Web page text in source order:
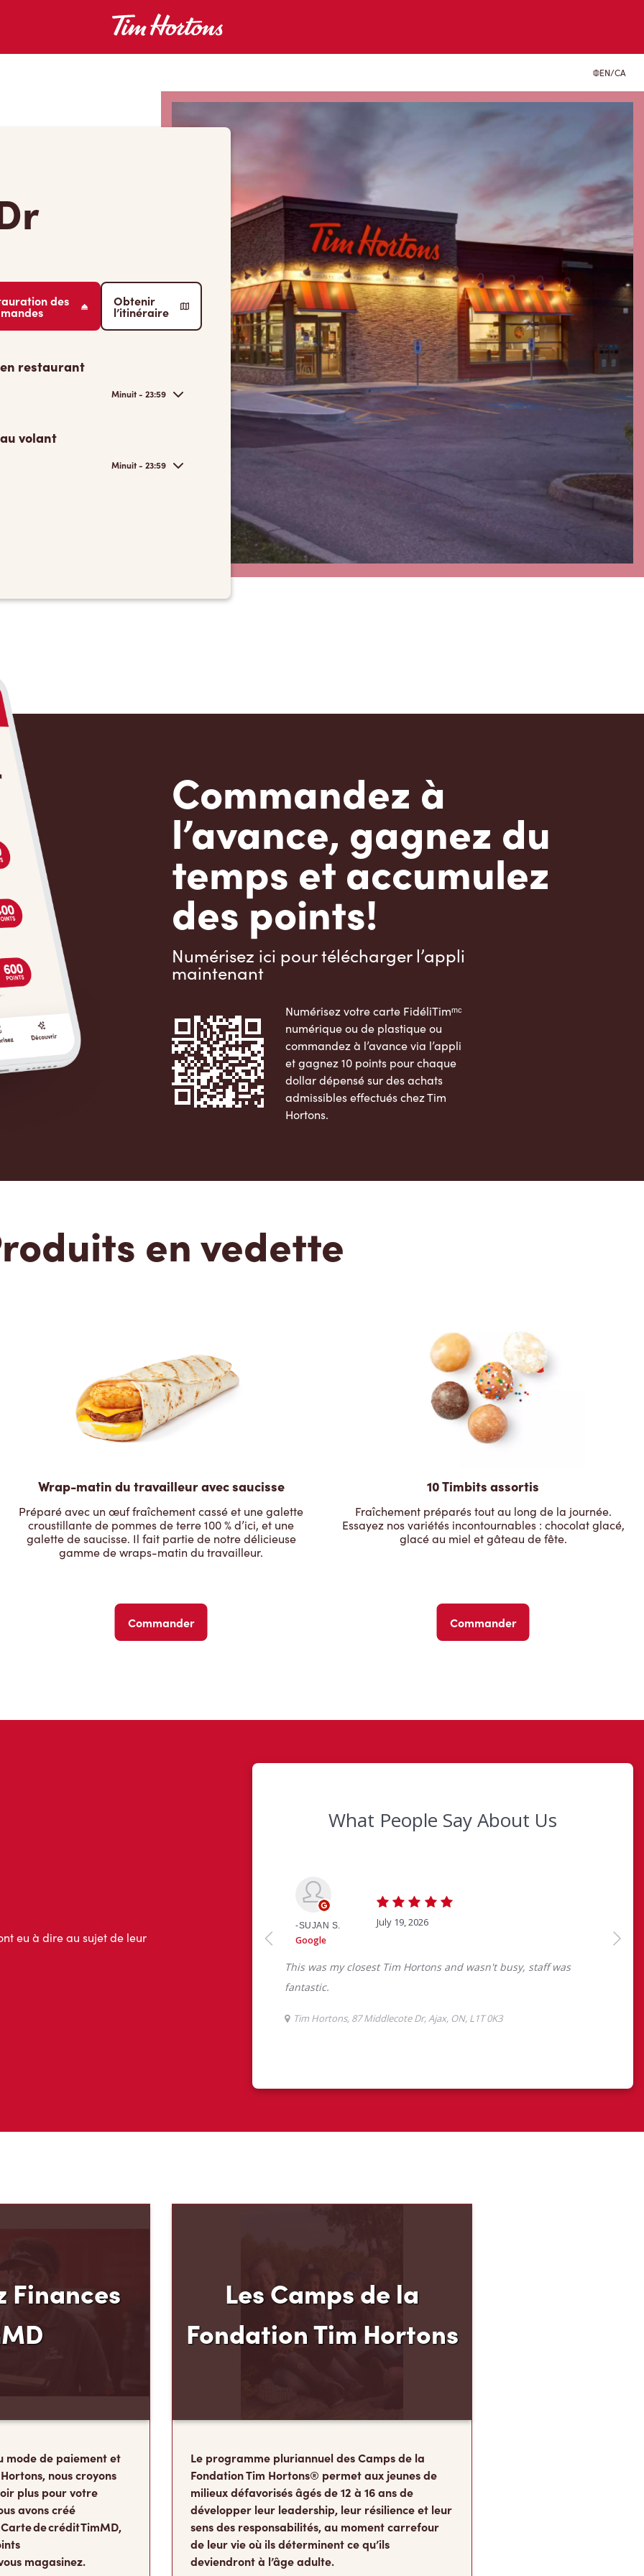
EN/CA
des Obtenir
l’itinéraire
restaurant
Minuit - 23:59
volant
Minuit - 23:59
Commandez à
l’avance, gagnez du
temps et accumulez
des points!
Numérisez ici pour télécharger l’appli
maintenant
Numérisez votre carte FidéliTimᵐᶜ
numérique ou de plastique ou
commandez à l’avance via l’appli
et gagnez 10 points pour chaque
dollar dépensé sur des achats
admissibles effectués chez Tim
Hortons.
en vedette
Wrap-matin du travailleur avec saucisse
Préparé avec un œuf fraîchement cassé et une galette
croustillante de pommes de terre 100 % d’ici, et une
galette de saucisse. Il fait partie de notre délicieuse
gamme de wraps-matin du travailleur.
Commander
10 Timbits assortis
Fraîchement préparés tout au long de la journée.
Essayez nos variétés incontournables : chocolat glacé,
glacé au miel et gâteau de fête.
Commander
nous croyons
plus pour votre
avons créé
de crédit TimMD,
magasinez.
Fondation Tim Hortons
Fondation Tim Hortons® permet aux jeunes de
milieux défavorisés âgés de 12 à 16 ans de
développer leur leadership, leur résilience et leur
sens des responsabilités, au moment carrefour
de leur vie où ils déterminent ce qu’ils
deviendront à l’âge adulte.